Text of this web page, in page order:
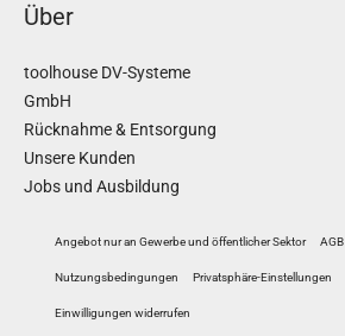
Über
toolhouse DV-Systeme
GmbH
Rücknahme & Entsorgung
Unsere Kunden
Jobs und Ausbildung
Angebot nur an Gewerbe und öffentlicher Sektor AGB
Nutzungsbedingungen Privatsphäre-Einstellungen
Einwilligungen widerrufen